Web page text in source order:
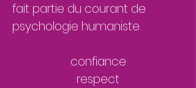
fait partie du courant de
psychologie humaniste.
confiance
respect